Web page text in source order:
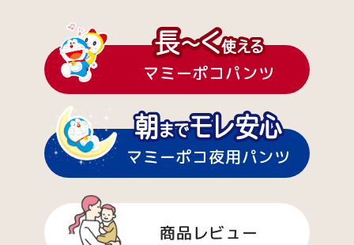
マミーポコパンツ
マミーポコ夜用パンツ
商品レビュー